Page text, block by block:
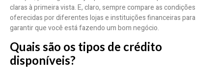
claras à primeira vista. E, claro, sempre compare as condições
oferecidas por diferentes lojas e instituições financeiras para
garantir que você está fazendo um bom negócio.
Quais são os tipos de crédito
disponíveis?